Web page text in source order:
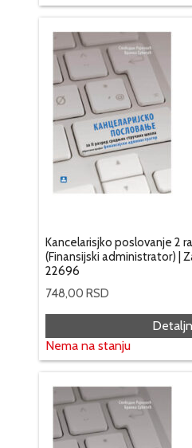
Kancelarisjko poslovanje 2
(Finansijski administrator) |
22696
748,00 RSD
Nema na stanju